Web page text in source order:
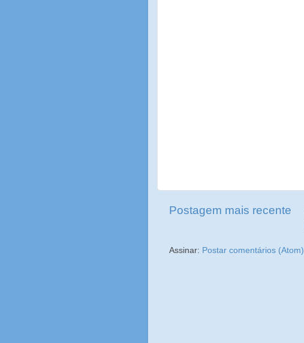
Postagem mais recente
Assinar: Postar comentários (Atom)